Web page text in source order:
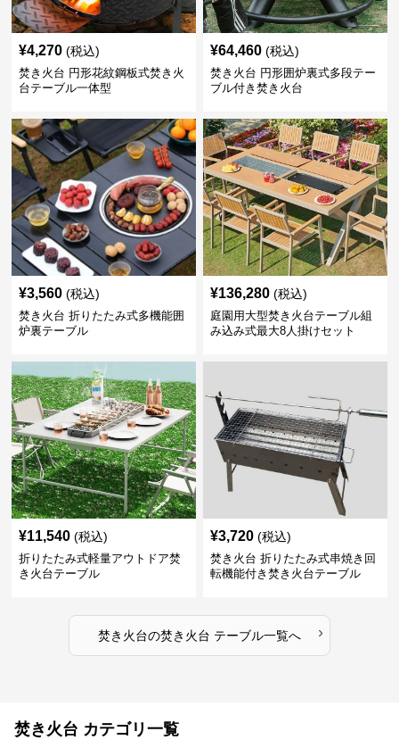
¥4,270 (税込)
焚き火台 円形花紋鋼板式焚き火
台テーブル一体型
¥64,460 (税込)
焚き火台 円形囲炉裏式多段テー
ブル付き焚き火台
¥3,560 (税込)
焚き火台 折りたたみ式多機能囲
炉裏テーブル
¥136,280 (税込)
庭園用大型焚き火台テーブル組
み込み式最大8人掛けセット
¥11,540 (税込)
折りたたみ式軽量アウトドア焚
き火台テーブル
¥3,720 (税込)
焚き火台 折りたたみ式串焼き回
転機能付き焚き火台テーブル
焚き火台の焚き火台 テーブル一覧へ ›
焚き火台 カテゴリ一覧